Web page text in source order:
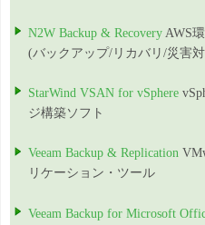
N2W Backup & Recovery AWS
(バックアップ/リカバリ/災害
StarWind VSAN for vSphere
ジ構築ソフト
Veeam Backup & Replication
リケーション・ツール
Veeam Backup for Microsoft